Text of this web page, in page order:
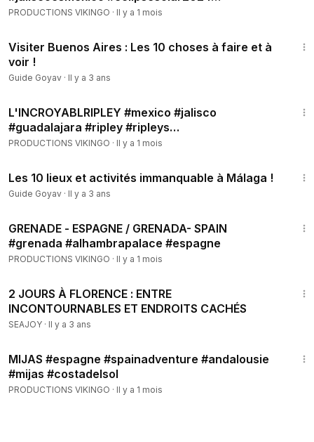
#mayancivilization
PRODUCTIONS VIKINGO · Il y a 1 mois
Visiter Buenos Aires : Les 10 choses à faire et à
voir !
Guide Goyav · Il y a 3 ans
L'INCROYABLRIPLEY #mexico #jalisco
#guadalajara #ripley #ripleys
#ripleysbelieveitornot
PRODUCTIONS VIKINGO · Il y a 1 mois
Les 10 lieux et activités immanquable à Málaga !
Guide Goyav · Il y a 3 ans
GRENADE - ESPAGNE / GRENADA- SPAIN
#grenada #alhambrapalace #espagne
PRODUCTIONS VIKINGO · Il y a 1 mois
2 JOURS À FLORENCE : ENTRE
INCONTOURNABLES ET ENDROITS CACHÉS
SEAJOY · Il y a 3 ans
MIJAS #espagne #spainadventure #andalousie
#mijas #costadelsol
PRODUCTIONS VIKINGO · Il y a 1 mois